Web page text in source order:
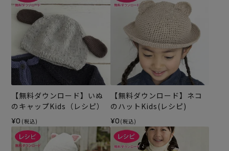
【無料ダウンロード】いぬ
のキャップKids（レシピ）
¥0 (税込)
【無料ダウンロード】ネコ
のハットKids(レシピ)
¥0 (税込)